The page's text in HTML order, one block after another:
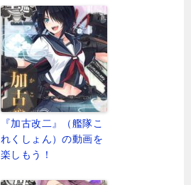
『加古改二』（艦隊こ
れくしょん）の動画を
楽しもう！